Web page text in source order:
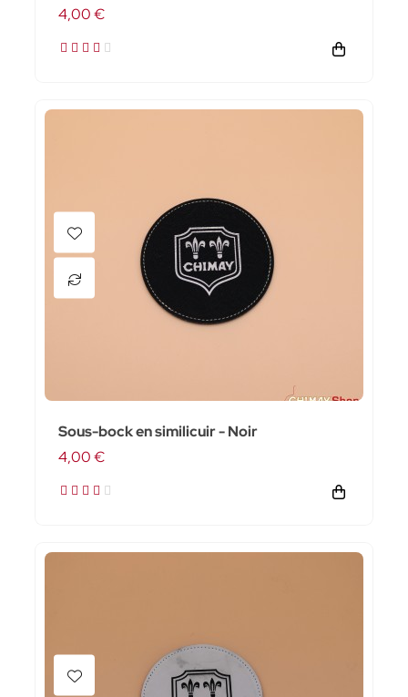
4,00 €
Sous-bock en similicuir - Noir
4,00 €